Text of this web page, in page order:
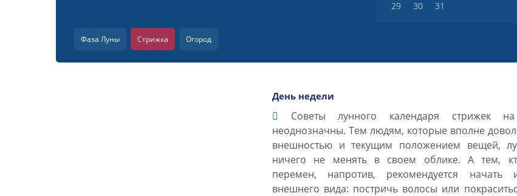
29
30 31
Фаза Луны Стрижка Огород
День недели
Советы лунного календаря стрижек
неоднозначны. Тем людям, которые вполне
внешностью и текущим положением вещей,
ничего не менять в своем облике. А тем,
перемен, напротив, рекомендуется начать
внешнего вида: постричь волосы или